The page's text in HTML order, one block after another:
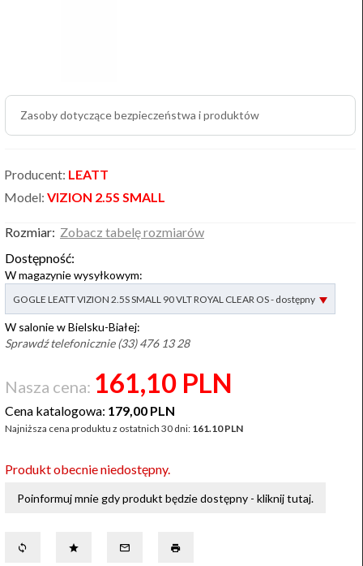
Zasoby dotyczące bezpieczeństwa i produktów
Producent: LEATT
Model: VIZION 2.5S SMALL
Rozmiar: Zobacz tabelę rozmiarów
Dostępność:
W magazynie wysyłkowym:
GOGLE LEATT VIZION 2.5S SMALL 90 VLT ROYAL CLEAR OS - dostępny
W salonie w Bielsku-Białej:
Sprawdź telefonicznie (33) 476 13 28
Nasza cena: 161,10 PLN
Cena katalogowa: 179,00 PLN
Najniższa cena produktu z ostatnich 30 dni: 161.10 PLN
Produkt obecnie niedostępny.
Poinformuj mnie gdy produkt będzie dostępny - kliknij tutaj.